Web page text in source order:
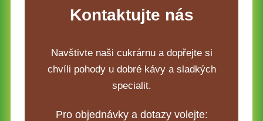
Kontaktujte nás
Navštivte naši cukrárnu a dopřejte si
chvíli pohody u dobré kávy a sladkých
specialit.
Pro objednávky a dotazy volejte: